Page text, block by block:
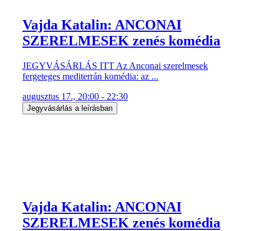
Vajda Katalin: ANCONAI
SZERELMESEK zenés komédia
JEGYVÁSÁRLÁS ITT Az Anconai szerelmesek
fergeteges mediterrán komédia: az ...
augusztus 17., 20:00 - 22:30
Jegyvásárlás a leírásban
Vajda Katalin: ANCONAI
SZERELMESEK zenés komédia